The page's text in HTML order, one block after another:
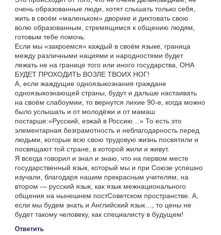
очень образованные люди, хотят слышать только себя,
жить в своём «маленьком» дворике и диктовать свою
волю образованным, стремящимся к общению людям,
готовым тебе помочь.
Если мы «закроемся» каждый в своём языке, граница
между различными нациями и народностями будет
лежать не на границе того или иного государства, ОНА
БУДЕТ ПРОХОДИТЬ ВОЗЛЕ ТВОИХ НОГ!
А, если жаждущие одноязыкознания граждане
одноязыкознающей страны, будут и дальше настаивать
на своём слабоумии, то вернутся лихие 90-е, когда можно
было услышать и от молодёжи и от мамаш
постарше:»Русский, езжай в Россию…» То есть это
элементарная безграмотность и неблагодарность перед
людьми, которые всю свою трудовую жизнь посвятили и
посвящают той стране, в которой жили и живут.
Я всегда говорил и знал и знаю, что на первом месте
государственный язык, который мы и при Союзе успешно
изучали, благодаря нашим прекрасным учителям, на
втором — русский язык, как язык межнационального
общения на нынешнем постСоветском пространстве. А,
если мы будем знать и Английский язык…, то цены не
будет такому человеку, как специалисту в будущем!
Ответить